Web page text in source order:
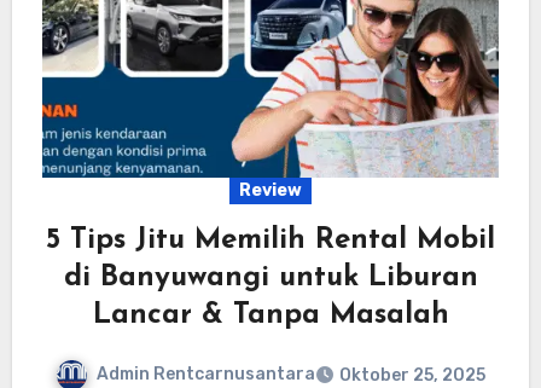
Review
5 Tips Jitu Memilih Rental Mobil
di Banyuwangi untuk Liburan
Lancar & Tanpa Masalah
Admin Rentcarnusantara
Oktober 25, 2025